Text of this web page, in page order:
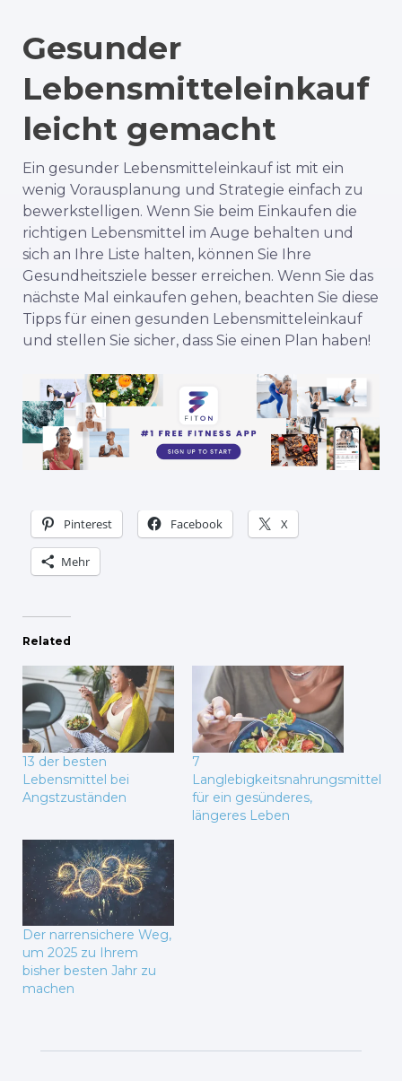
Gesunder
Lebensmitteleinkauf
leicht gemacht
Ein gesunder Lebensmitteleinkauf ist mit ein
wenig Vorausplanung und Strategie einfach zu
bewerkstelligen. Wenn Sie beim Einkaufen die
richtigen Lebensmittel im Auge behalten und
sich an Ihre Liste halten, können Sie Ihre
Gesundheitsziele besser erreichen. Wenn Sie das
nächste Mal einkaufen gehen, beachten Sie diese
Tipps für einen gesunden Lebensmitteleinkauf
und stellen Sie sicher, dass Sie einen Plan haben!
Pinterest Facebook X
Mehr
Related
13 der besten
Lebensmittel bei
Angstzuständen
7
Langlebigkeitsnahrungsmittel
für ein gesünderes,
längeres Leben
Der narrensichere Weg,
um 2025 zu Ihrem
bisher besten Jahr zu
machen